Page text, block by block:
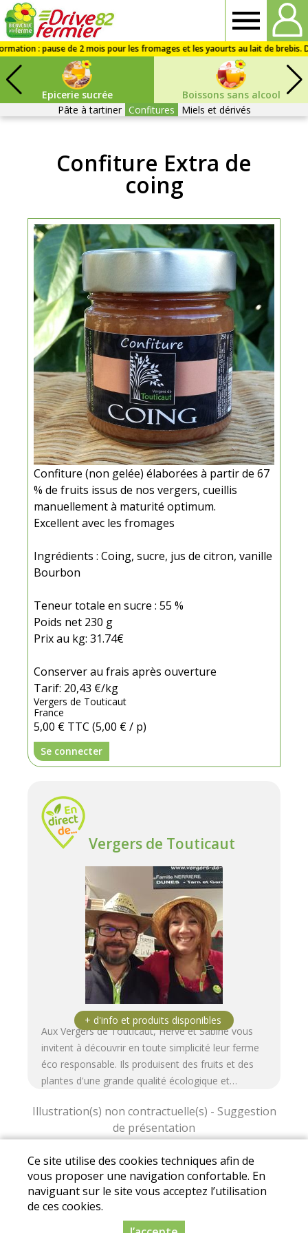
82
Epicerie sucrée
Boissons sans alcool
Pâte à tartiner Confitures Miels et dérivés
Confiture Extra de
coing
Confiture (non gelée) élaborées à partir de 67
% de fruits issus de nos vergers, cueillis
manuellement à maturité optimum.
Excellent avec les fromages
Ingrédients : Coing, sucre, jus de citron, vanille
Bourbon
Teneur totale en sucre : 55 %
Poids net 230 g
Prix au kg: 31.74€
Conserver au frais après ouverture
Tarif: 20,43 €/kg
Vergers de Touticaut
France
5,00 € TTC (5,00 € / p)
Se connecter
Vergers de Touticaut
Aux Vergers de Touticaut, Hervé et Sabine vous
invitent à découvrir en toute simplicité leur ferme
éco responsable. Ils produisent des fruits et des
plantes d'une grande qualité écologique et…
Conditions Générales de VenteIMentions
légalesIProtection des données personnelles
© 2024 Drive fermier 82. Réalisation
Ce site utilise des cookies techniques afin de
vous proposer une navigation confortable. En
naviguant sur le site vous acceptez l’utilisation
de ces cookies.